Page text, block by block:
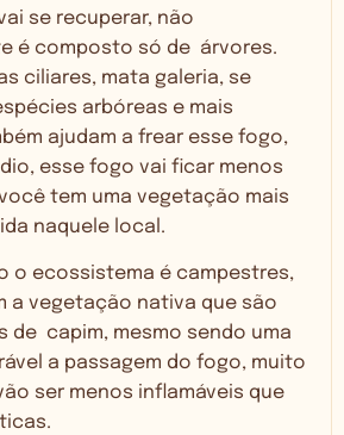
se recuperar, não
é composto só de árvores.
ciliares, mata galeria, se
arbóreas e mais
ajudam a frear esse fogo,
esse fogo vai ficar menos
tem uma vegetação mais
naquele local.
o ecossistema é campestres,
a vegetação nativa que são
de capim, mesmo sendo uma
a passagem do fogo, muito
ser menos inflamáveis que